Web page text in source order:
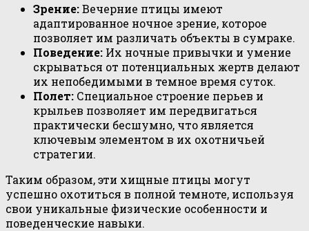
Зрение:Вечерние птицы имеют
адаптированное ночное зрение, которое
позволяет им различать объекты в сумраке.
Поведение: Их ночные привычки и умение
скрываться от потенциальных жертв делают
их непобедимыми в темное время суток.
Полет: Специальное строение перьев и
крыльев позволяет им передвигаться
практически бесшумно, что является
ключевым элементом в их охотничьей
стратегии.
Таким образом, эти хищные птицы могут
успешно охотиться в полной темноте, используя
свои уникальные физические особенности и
поведенческие навыки.